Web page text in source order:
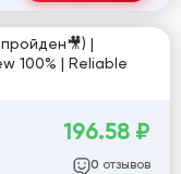
100% | Reliable
196.58 ₽
0 отзывов